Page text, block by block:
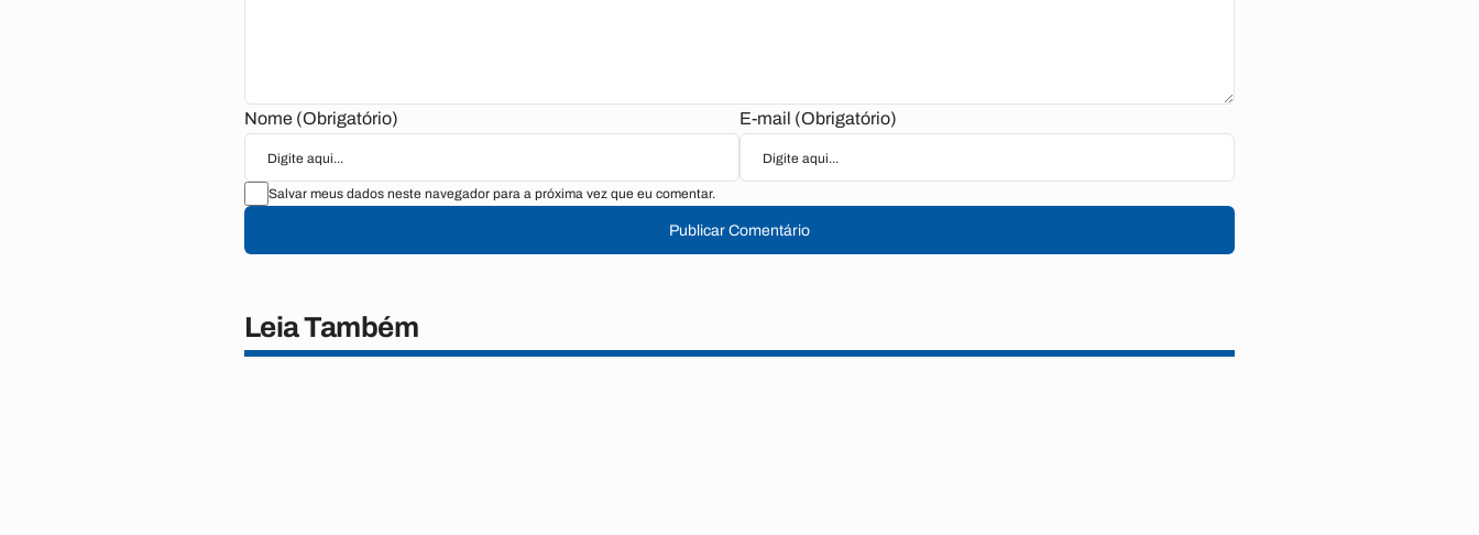
Nome (Obrigatório) E-mail (Obrigatório)
Salvar meus dados neste navegador para a próxima vez que eu comentar.
Publicar Comentário
Leia Também